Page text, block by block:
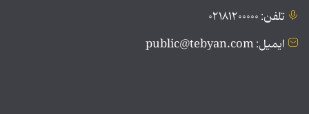
تلفن: ۰۲۱۸۱۲۰۰۰۰۰
ایمیل: public@tebyan.com